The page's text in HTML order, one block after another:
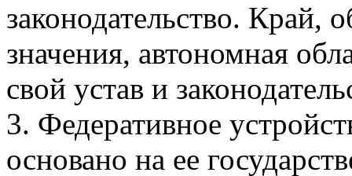
законодательство. Край,
значения, автономная
свой устав и
3. Федеративное
основано на ее